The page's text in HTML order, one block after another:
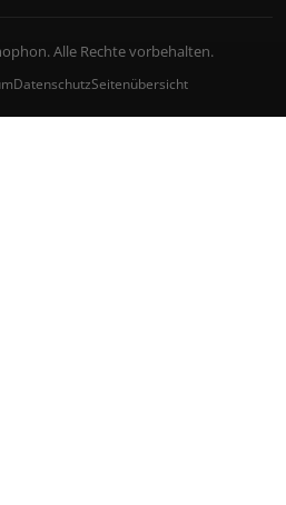
Alle Rechte vorbehalten.
DatenschutzSeitenübersicht